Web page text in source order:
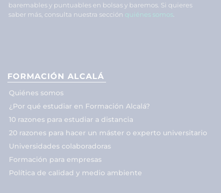
baremables y puntuables en bolsas y baremos. Si quieres
saber más, consulta nuestra sección quiénes somos
FORMACIÓN ALCALÁ
Quiénes somos
¿Por qué estudiar en Formación Alcalá?
10 razones para estudiar a distancia
20 razones para hacer un máster o experto universitario
Universidades colaboradoras
Formación para empresas
Política de calidad y medio ambiente